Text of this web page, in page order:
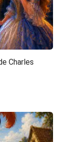
Charles